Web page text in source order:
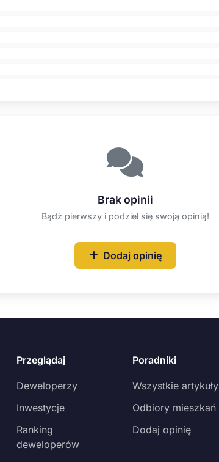
Brak opinii
Bądź pierwszy i podziel się swoją opinią!
Dodaj opinię
Przeglądaj
Deweloperzy
Inwestycje
Ranking
deweloperów
Poradniki
Wszystkie artykuły
Odbiory mieszkań
Dodaj opinię